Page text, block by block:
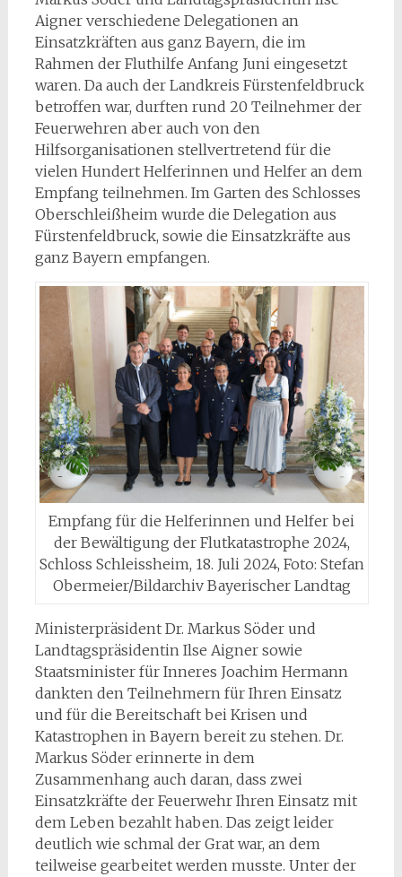
Aigner verschiedene Delegationen an
Einsatzkräften aus ganz Bayern, die im
Rahmen der Fluthilfe Anfang Juni eingesetzt
waren. Da auch der Landkreis Fürstenfeldbruck
betroffen war, durften rund 20 Teilnehmer der
Feuerwehren aber auch von den
Hilfsorganisationen stellvertretend für die
vielen Hundert Helferinnen und Helfer an dem
Empfang teilnehmen. Im Garten des Schlosses
Oberschleißheim wurde die Delegation aus
Fürstenfeldbruck, sowie die Einsatzkräfte aus
ganz Bayern empfangen.
Empfang für die Helferinnen und Helfer bei
der Bewältigung der Flutkatastrophe 2024,
Schloss Schleissheim, 18. Juli 2024, Foto: Stefan
Obermeier/Bildarchiv Bayerischer Landtag
Ministerpräsident Dr. Markus Söder und
Landtagspräsidentin Ilse Aigner sowie
Staatsminister für Inneres Joachim Hermann
dankten den Teilnehmern für Ihren Einsatz
und für die Bereitschaft bei Krisen und
Katastrophen in Bayern bereit zu stehen. Dr.
Markus Söder erinnerte in dem
Zusammenhang auch daran, dass zwei
Einsatzkräfte der Feuerwehr Ihren Einsatz mit
dem Leben bezahlt haben. Das zeigt leider
deutlich wie schmal der Grat war, an dem
teilweise gearbeitet werden musste. Unter der